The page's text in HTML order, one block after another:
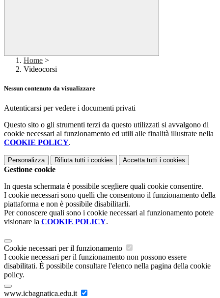
Home >
Videocorsi
Nessun contenuto da visualizzare
Autenticarsi per vedere i documenti privati
Questo sito o gli strumenti terzi da questo utilizzati si avvalgono di
cookie necessari al funzionamento ed utili alle finalità illustrate nella
COOKIE POLICY.
Personalizza Rifiuta tutti i cookies Accetta tutti i cookies
Gestione cookie
In questa schermata è possibile scegliere quali cookie consentire.
I cookie necessari sono quelli che consentono il funzionamento della
piattaforma e non è possibile disabilitarli.
Per conoscere quali sono i cookie necessari al funzionamento potete
visionare la COOKIE POLICY.
Cookie necessari per il funzionamento
I cookie necessari per il funzionamento non possono essere
disabilitati. È possibile consultare l'elenco nella pagina della cookie
policy.
www.icbagnatica.edu.it